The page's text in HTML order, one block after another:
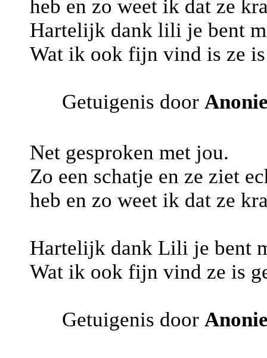
heb en zo weet ik dat ze
Hartelijk dank lili je bent
Wat ik ook fijn vind is ze
Getuigenis door
Net gesproken met jou.
Zo een schatje en ze ziet
heb en zo weet ik dat ze
Hartelijk dank Lili je bent
Wat ik ook fijn vind ze is
Getuigenis door